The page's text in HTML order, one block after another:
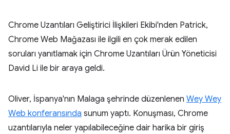
Chrome Uzantıları Geliştirici İlişkileri Ekibi'nden Patrick,
Chrome Web Mağazası ile ilgili en çok merak edilen
soruları yanıtlamak için Chrome Uzantıları Ürün Yöneticisi
David Li ile bir araya geldi.
Oliver, İspanya'nın Malaga şehrinde düzenlenen Wey Wey
Web konferansında sunum yaptı. Konuşması, Chrome
uzantılarıyla neler yapılabileceğine dair harika bir giriş